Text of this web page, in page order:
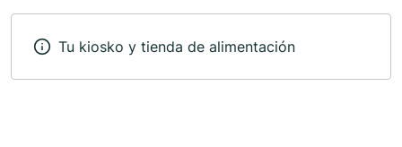
Tu kiosko y tienda de alimentación